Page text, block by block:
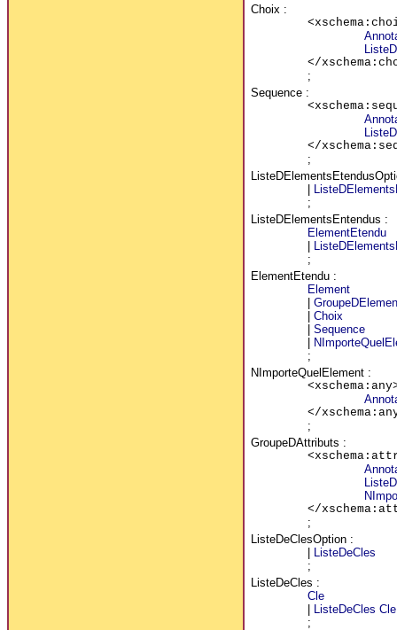
Choix :
</
;
Sequence:
</
;
|
;
ListeDElementsEntendus :
ElementEtendu
|
;
ElementEtendu:
Element
|
| Choix
| Sequence
|
;
NImporteQuelElement:
</
;
GroupeDAttributs :
</
;
ListeDeClesOption:
| ListeDeCles
;
ListeDeCles :
Cle
| ListeDeCles Cle
;